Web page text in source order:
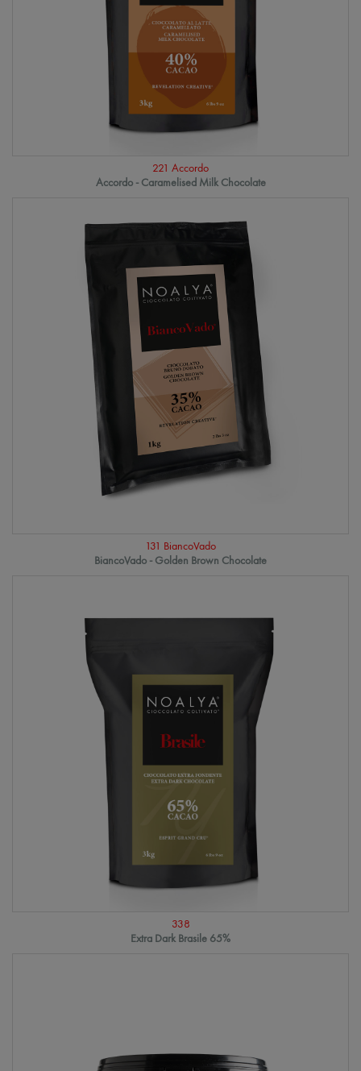
221 Accordo
Accordo - Caramelised Milk Chocolate
131 BiancoVado
BiancoVado - Golden Brown Chocolate
338
Extra Dark Brasile 65%